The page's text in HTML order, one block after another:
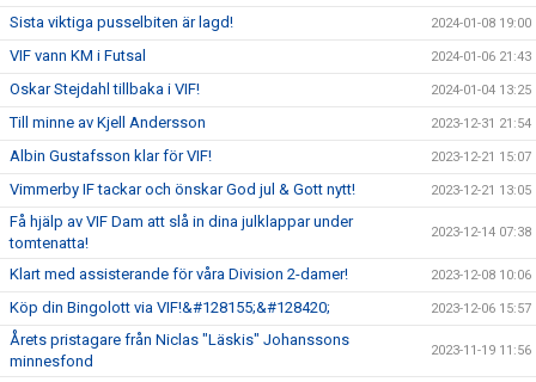
Sista viktiga pusselbiten är lagd! 2024-01-08 19:00
VIF vann KM i Futsal 2024-01-06 21:43
Oskar Stejdahl tillbaka i VIF! 2024-01-04 13:25
Till minne av Kjell Andersson 2023-12-31 21:54
Albin Gustafsson klar för VIF! 2023-12-21 15:07
Vimmerby IF tackar och önskar God jul & Gott nytt! 2023-12-21 13:05
Få hjälp av VIF Dam att slå in dina julklappar under
tomtenatta!
2023-12-14 07:38
Klart med assisterande för våra Division 2-damer! 2023-12-08 10:06
Köp din Bingolott via VIF!&#128155;&#128420; 2023-12-06 15:57
Årets pristagare från Niclas "Läskis" Johanssons
minnesfond
2023-11-19 11:56